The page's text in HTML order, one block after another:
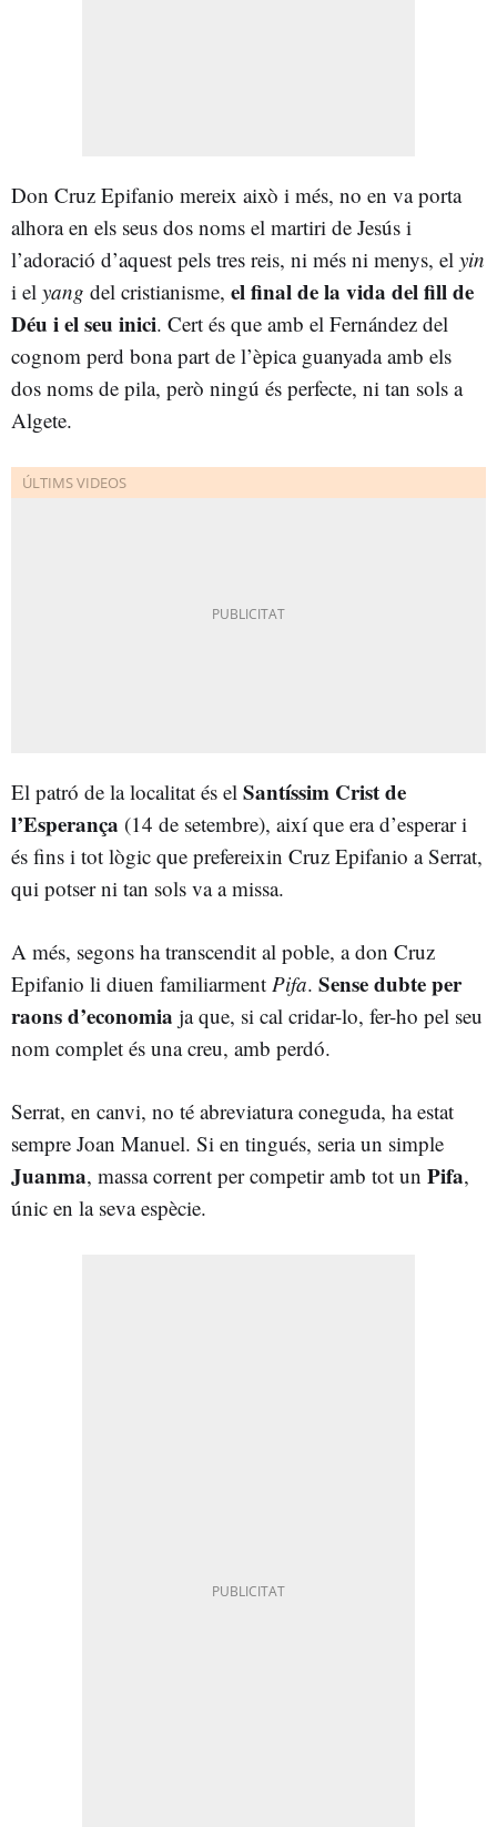
Don Cruz Epifanio mereix això i més, no en va porta
alhora en els seus dos noms el martiri de Jesús i
l’adoració d’aquest pels tres reis, ni més ni menys, el yin
i el yang del cristianisme, el final de la vida del fill de
Déu i el seu inici. Cert és que amb el Fernández del
cognom perd bona part de l’èpica guanyada amb els
dos noms de pila, però ningú és perfecte, ni tan sols a
Algete.
El patró de la localitat és el Santíssim Crist de
l’Esperança (14 de setembre), així que era d’esperar i
és fins i tot lògic que prefereixin Cruz Epifanio a Serrat,
qui potser ni tan sols va a missa.
A més, segons ha transcendit al poble, a don Cruz
Epifanio li diuen familiarment Pifa. Sense dubte per
raons d’economia ja que, si cal cridar-lo, fer-ho pel seu
nom complet és una creu, amb perdó.
Serrat, en canvi, no té abreviatura coneguda, ha estat
sempre Joan Manuel. Si en tingués, seria un simple
Juanma, massa corrent per competir amb tot un Pifa,
únic en la seva espècie.